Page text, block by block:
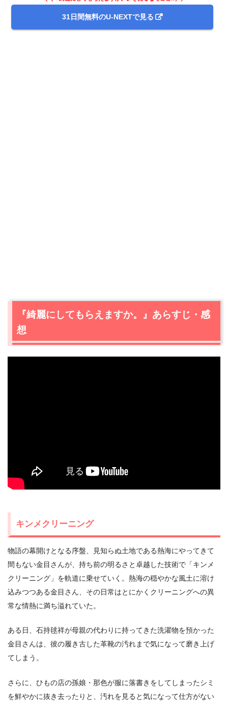
31日間無料のU-NEXTで見る
『綺麗にしてもらえますか。』あらすじ・感
想
キンメクリーニング
物語の幕開けとなる序盤、見知らぬ土地である熱海にやってきて
間もない金目さんが、持ち前の明るさと卓越した技術で「キンメ
クリーニング」を軌道に乗せていく。熱海の穏やかな風土に溶け
込みつつある金目さん、その日常はとにかくクリーニングへの異
常な情熱に満ち溢れていた。
ある日、石持毬祥が母親の代わりに持ってきた洗濯物を預かった
金目さんは、彼の履き古した革靴の汚れまで気になって磨き上げ
てしまう。
さらに、ひもの店の孫娘・那色が服に落書きをしてしまったシミ
を鮮やかに抜き去ったりと、汚れを見ると気になって仕方がない